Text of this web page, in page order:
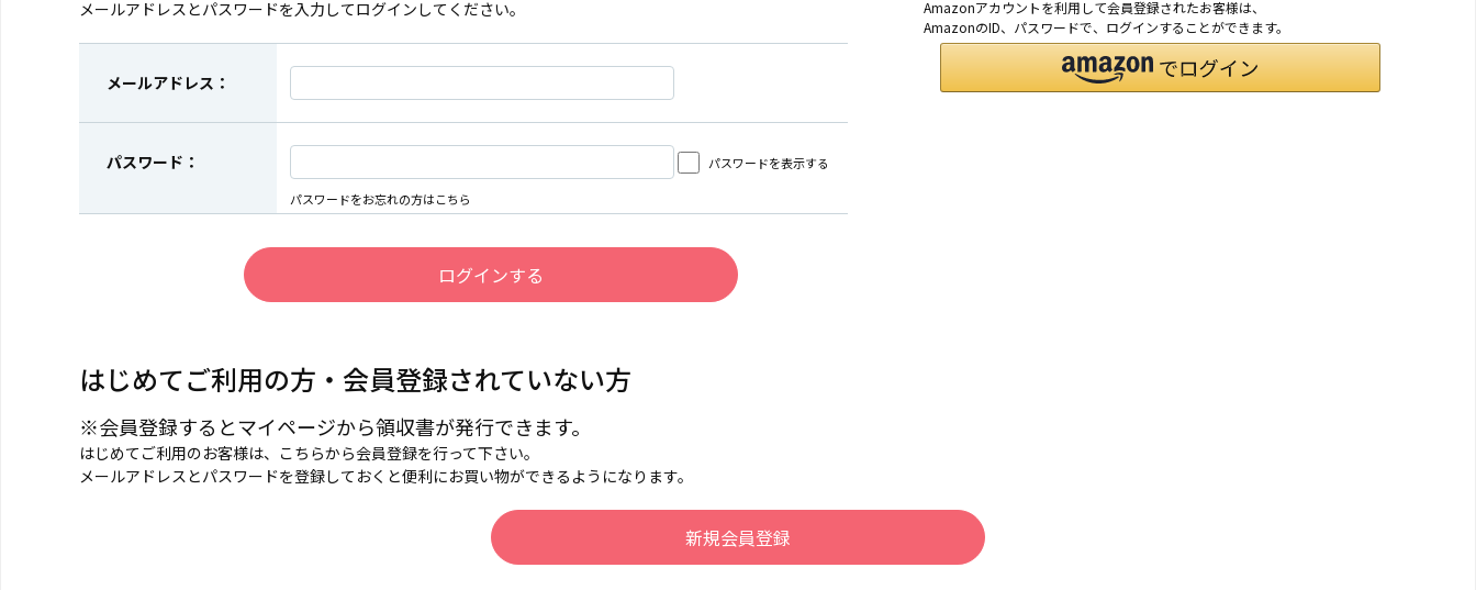
メールアドレスとパスワードを入力してログインしてください。
メールアドレス：
パスワード： パスワードを表示する
パスワードをお忘れの方はこちら
Amazonアカウントを利用して会員登録されたお客様は、
AmazonのID、パスワードで、ログインすることができます。
はじめてご利用の方・会員登録されていない方
※会員登録するとマイページから領収書が発行できます。
はじめてご利用のお客様は、こちらから会員登録を行って下さい。
メールアドレスとパスワードを登録しておくと便利にお買い物ができるようになります。